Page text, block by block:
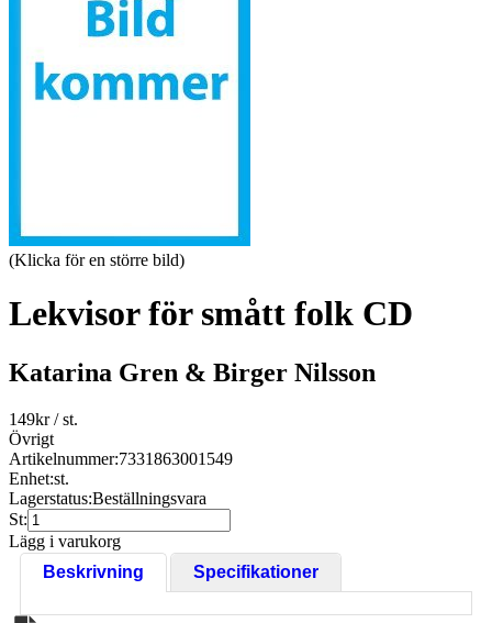
(Klicka för en större bild)
Lekvisor för smått folk CD
Katarina Gren & Birger Nilsson
149kr/ st.
Övrigt
Artikelnummer:7331863001549
Enhet:st.
Lagerstatus:Beställningsvara
St:
Lägg i varukorg
Beskrivning
Specifikationer